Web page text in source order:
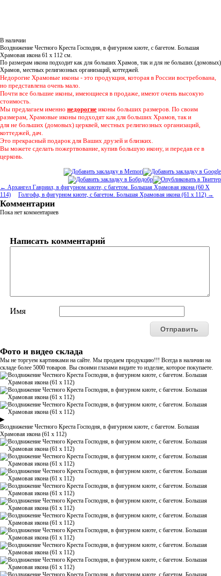
В наличии
Воздвижение Честного Креста Господня, в фигурном киоте, с багетом. Большая
Храмовая икона 61 х 112 см.
По размерам икона подходит как для больших Храмов, так и для не больших (домовых)
Храмов, местных религиозных организаций, коттеджей.
Недорогие Храмовые иконы - это продукция, которая в России востребована,
но представлена очень мало.
Почти все большие иконы, имеющиеся в продаже, имеют очень высокую
стоимость.
Мы предлагаем именно недорогие иконы больших размеров. По своим
размерам, Храмовые иконы подходят как для больших Храмов, так и
для не больших (домовых) церквей, местных религиозных организаций,
коттеджей, дач.
Это прекрасный подарок для Ваших друзей и близких.
Вы можете сделать пожертвование, купив большую икону, и передав ее в
церковь.
← Архангел Гавриил, в фигурном киоте, с багетом. Большая Храмовая икона (60 Х
114)
Голгофа, в фигурном киоте, с багетом. Большая Храмовая икона (61 х 112) →
Комментарии
Пока нет комментариев
Написать комментарий
Имя
Фото и видео склада
Мы не торгуем картинками на сайте. Мы продаем продукцию!!! Всегда в наличии на
складе более 5000 товаров. Вы своими глазами видите то изделие, которое покупаете.
▶
Воздвижение Честного Креста Господня, в фигурном киоте, с багетом. Большая
Храмовая икона (61 х 112)